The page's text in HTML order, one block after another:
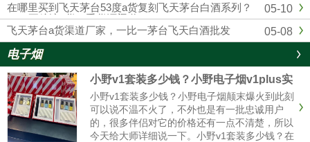
05-10
在哪里买到飞天茅台53度a货复刻飞天茅台白酒系列？
1：1五粮液a货一手货源渠道
05-08
飞天茅台a货渠道厂家，一比一茅台飞天白酒批发
电子烟
小野v1套装多少钱？小野电子烟v1plus实
体店售价
小野v1套装多少钱？小野电子烟颠末爆火到此刻
可以说不温不火了，不外也是有一批忠诚用户
的，很多伴侣对它的价格还有一点不清楚，所以
今天给大师详细说一下。小野v1套装多少钱？在